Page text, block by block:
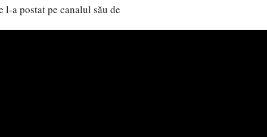
l-a postat pe canalul său de